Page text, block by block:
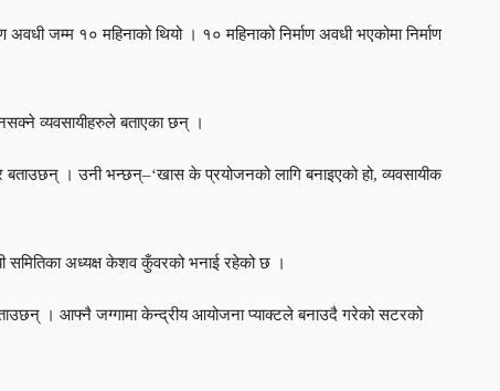
अवधी जम्म १० महिनाको थियो । १० महिनाको निर्माण अवधी भएकोमा निर्माण
नसक्ने व्यवसायीहरुले बताएका छन् ।
बताउछन् । उनी भन्छन्–‘खास के प्रयोजनको लागि बनाइएको हो, व्यवसायीक
समितिका अध्यक्ष केशव कुँवरको भनाई रहेको छ ।
। आफ्नै जग्गामा केन्द्रीय आयोजना प्याक्टले बनाउदै गरेको सटरको